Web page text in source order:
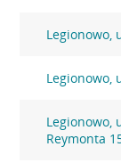
Legionowo,
Legionowo,
Legionowo,
Reymonta